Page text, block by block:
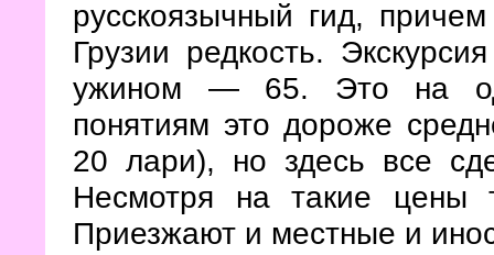
русскоязычный гид,
Грузии редкость.
ужином — 65. Это на
понятиям это дороже
20 лари), но здесь все
Несмотря на такие цены
Приезжают и местные и